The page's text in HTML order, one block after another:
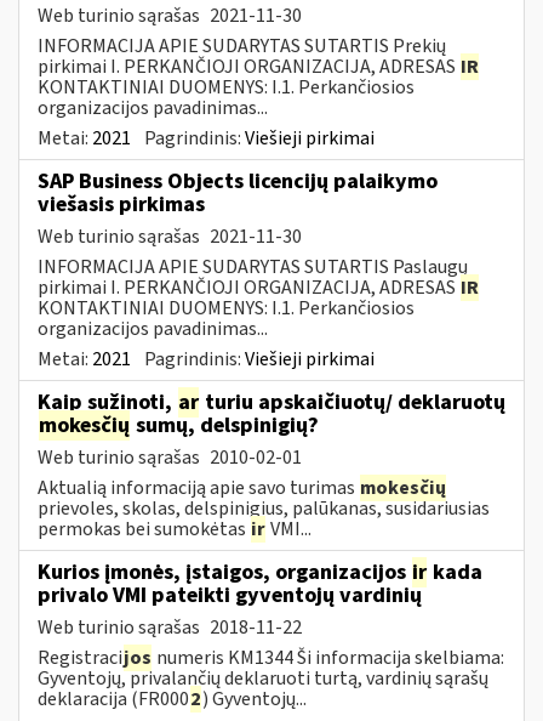
Web turinio sąrašas 2021-11-30
INFORMACIJA APIE SUDARYTAS SUTARTIS Prekių
pirkimai I. PERKANČIOJI ORGANIZACIJA, ADRESAS IR
KONTAKTINIAI DUOMENYS: I.1. Perkančiosios
organizacijos pavadinimas...
Metai: 2021 Pagrindinis:Viešieji pirkimai
SAP Business Objects licencijų palaikymo
viešasis pirkimas
Web turinio sąrašas 2021-11-30
INFORMACIJA APIE SUDARYTAS SUTARTIS Paslaugų
pirkimai I. PERKANČIOJI ORGANIZACIJA, ADRESAS IR
KONTAKTINIAI DUOMENYS: I.1. Perkančiosios
organizacijos pavadinimas...
Metai: 2021 Pagrindinis:Viešieji pirkimai
Kaip sužinoti, ar turiu apskaičiuotų/ deklaruotų
mokesčių sumų, delspinigių?
Web turinio sąrašas 2010-02-01
Aktualią informaciją apie savo turimas mokesčių
prievoles, skolas, delspinigius, palūkanas, susidariusias
permokas bei sumokėtas irVMI...
Kurios įmonės, įstaigos, organizacijos ir kada
privalo VMI pateikti gyventojų vardinių
Web turinio sąrašas 2018-11-22
Registracijos numeris KM1344 Ši informacija skelbiama:
Gyventojų, privalančių deklaruoti turtą, vardinių sąrašų
deklaracija (FR0002) Gyventojų...